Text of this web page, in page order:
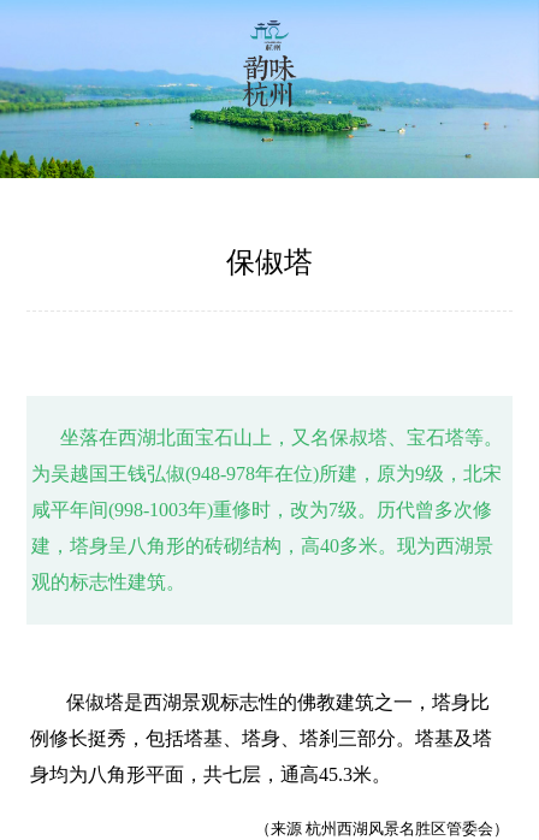
保俶塔
坐落在西湖北面宝石山上，又名保叔塔、宝石塔等。
为吴越国王钱弘俶(948-978年在位)所建，原为9级，北宋
咸平年间(998-1003年)重修时，改为7级。历代曾多次修
建，塔身呈八角形的砖砌结构，高40多米。现为西湖景
观的标志性建筑。
保俶塔是西湖景观标志性的佛教建筑之一，塔身比
例修长挺秀，包括塔基、塔身、塔刹三部分。塔基及塔
身均为八角形平面，共七层，通高45.3米。
（来源 杭州西湖风景名胜区管委会）